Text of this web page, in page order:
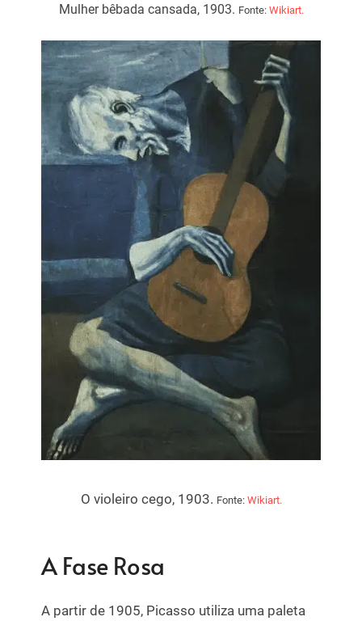
Mulher bêbada cansada, 1903. Fonte: Wikiart.
O violeiro cego, 1903. Fonte: Wikiart.
A Fase Rosa
A partir de 1905, Picasso utiliza uma paleta